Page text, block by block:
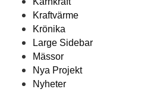
Kraftvärme
Krönika
Large Sidebar
Mässor
Nya Projekt
Nyheter